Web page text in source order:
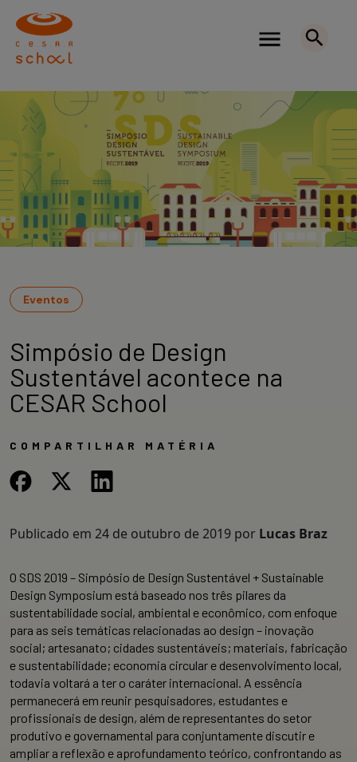
Eventos
Simpósio de Design
Sustentável acontece na
CESAR School
COMPARTILHAR MATÉRIA
Publicado em 24 de outubro de 2019 por Lucas Braz
O SDS 2019 – Simpósio de Design Sustentável + Sustainable
Design Symposium está baseado nos três pilares da
sustentabilidade social, ambiental e econômico, com enfoque
para as seis temáticas relacionadas ao design – inovação
social; artesanato; cidades sustentáveis; materiais, fabricação
e sustentabilidade; economia circular e desenvolvimento local,
todavia voltará a ter o caráter internacional. A essência
permanecerá em reunir pesquisadores, estudantes e
profissionais de design, além de representantes do setor
produtivo e governamental para conjuntamente discutir e
ampliar a reflexão e aprofundamento teórico, confrontando as